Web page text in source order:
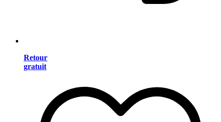
Retour
gratuit